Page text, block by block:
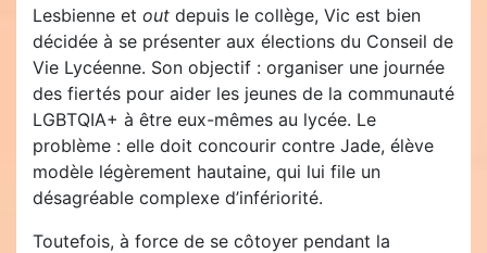
Lesbienne et out depuis le collège, Vic est bien
décidée à se présenter aux élections du Conseil de
Vie Lycéenne. Son objectif : organiser une journée
des fiertés pour aider les jeunes de la communauté
LGBTQIA+ à être eux-mêmes au lycée. Le
problème : elle doit concourir contre Jade, élève
modèle légèrement hautaine, qui lui file un
désagréable complexe d’infériorité.
Toutefois, à force de se côtoyer pendant la